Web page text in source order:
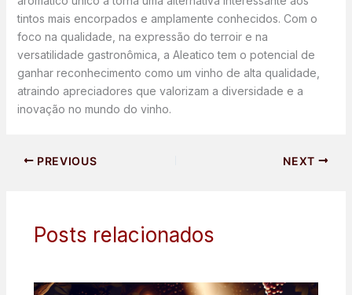
tintos mais encorpados e amplamente conhecidos. Com o
foco na qualidade, na expressão do terroir e na
versatilidade gastronômica, a Aleatico tem o potencial de
ganhar reconhecimento como um vinho de alta qualidade,
atraindo apreciadores que valorizam a diversidade e a
inovação no mundo do vinho.
PREVIOUS NEXT
Posts relacionados